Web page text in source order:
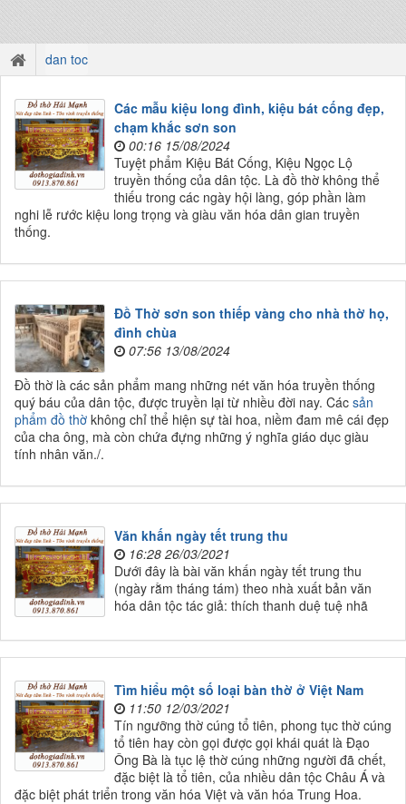
dan toc
Các mẫu kiệu long đình, kiệu bát cống đẹp,
chạm khắc sơn son
00:16 15/08/2024
Tuyệt phẩm Kiệu Bát Cống, Kiệu Ngọc Lộ
truyền thống của dân tộc. Là đồ thờ không thể
thiếu trong các ngày hội làng, góp phần làm
nghi lễ rước kiệu long trọng và giàu văn hóa dân gian truyền
thống.
Đồ Thờ sơn son thiếp vàng cho nhà thờ họ,
đình chùa
07:56 13/08/2024
Đồ thờ là các sản phẩm mang những nét văn hóa truyền thống
quý báu của dân tộc, được truyền lại từ nhiều đời nay. Các sản
phẩm đồ thờ không chỉ thể hiện sự tài hoa, niềm đam mê cái đẹp
của cha ông, mà còn chứa đựng những ý nghĩa giáo dục giàu
tính nhân văn./.
Văn khấn ngày tết trung thu
16:28 26/03/2021
Dưới đây là bài văn khấn ngày tết trung thu
(ngày rằm tháng tám) theo nhà xuất bản văn
hóa dân tộc tác giả: thích thanh duệ tuệ nhã
Tìm hiểu một số loại bàn thờ ở Việt Nam
11:50 12/03/2021
Tín ngưỡng thờ cúng tổ tiên, phong tục thờ cúng
tổ tiên hay còn gọi được gọi khái quát là Đạo
Ông Bà là tục lệ thờ cúng những người đã chết,
đặc biệt là tổ tiên, của nhiều dân tộc Châu Á và
đặc biệt phát triển trong văn hóa Việt và văn hóa Trung Hoa.